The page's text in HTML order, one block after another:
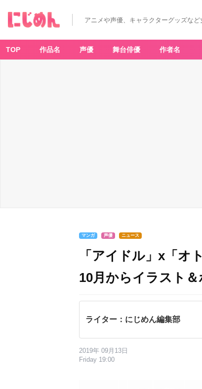
アニメや声優、キャラクターグッズな
TOP 作品名 声優 舞台俳優 作者名
マンガ 声優 ニュース
「アイドル」x「オ
10月からイラスト
ライター：にじめん編集部
2019年 09月13日
Friday 19:00